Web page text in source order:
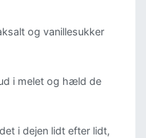
og vanillesukker
i melet og hæld de
i dejen lidt efter lidt,